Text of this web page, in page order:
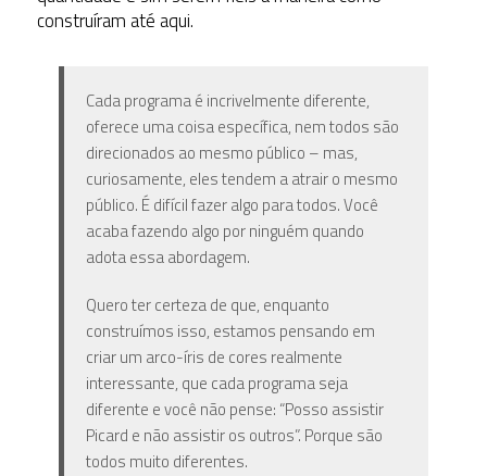
construíram até aqui.
Cada programa é incrivelmente diferente,
oferece uma coisa específica, nem todos são
direcionados ao mesmo público – mas,
curiosamente, eles tendem a atrair o mesmo
público. É difícil fazer algo para todos. Você
acaba fazendo algo por ninguém quando
adota essa abordagem.
Quero ter certeza de que, enquanto
construímos isso, estamos pensando em
criar um arco-íris de cores realmente
interessante, que cada programa seja
diferente e você não pense: “Posso assistir
Picard e não assistir os outros”. Porque são
todos muito diferentes.